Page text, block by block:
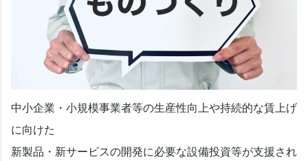
中小企業・小規模事業者等の生産性向上や持続的な賃上げ
に向けた
新製品・新サービスの開発に必要な設備投資等が支援され